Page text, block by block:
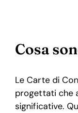
Cosa
Le Carte di
progettati che
significative.